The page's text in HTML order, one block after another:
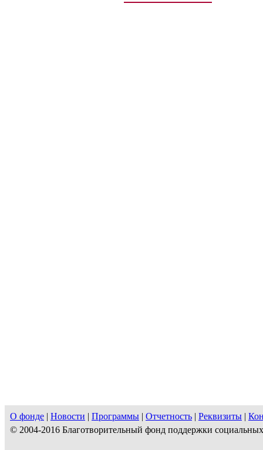
О фонде | Новости | Программы | Отчетность | Реквизиты |
© 2004-2016 Благотворительный фонд поддержки